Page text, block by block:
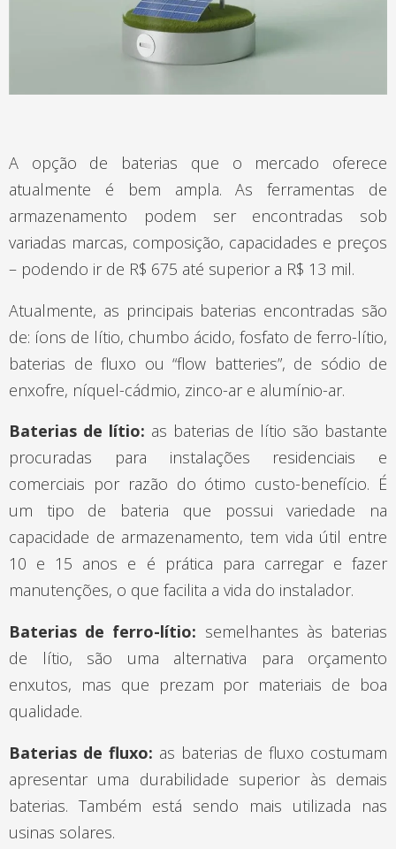
A opção de baterias que o mercado oferece
atualmente é bem ampla. As ferramentas de
armazenamento podem ser encontradas sob
variadas marcas, composição, capacidades e preços
– podendo ir de R$ 675 até superior a R$ 13 mil.
Atualmente, as principais baterias encontradas são
de: íons de lítio, chumbo ácido, fosfato de ferro-lítio,
baterias de fluxo ou “flow batteries”, de sódio de
enxofre, níquel-cádmio, zinco-ar e alumínio-ar.
Baterias de lítio: as baterias de lítio são bastante
procuradas para instalações residenciais e
comerciais por razão do ótimo custo-benefício. É
um tipo de bateria que possui variedade na
capacidade de armazenamento, tem vida útil entre
10 e 15 anos e é prática para carregar e fazer
manutenções, o que facilita a vida do instalador.
Baterias de ferro-lítio: semelhantes às baterias
de lítio, são uma alternativa para orçamento
enxutos, mas que prezam por materiais de boa
qualidade.
Baterias de fluxo: as baterias de fluxo costumam
apresentar uma durabilidade superior às demais
baterias. Também está sendo mais utilizada nas
usinas solares.